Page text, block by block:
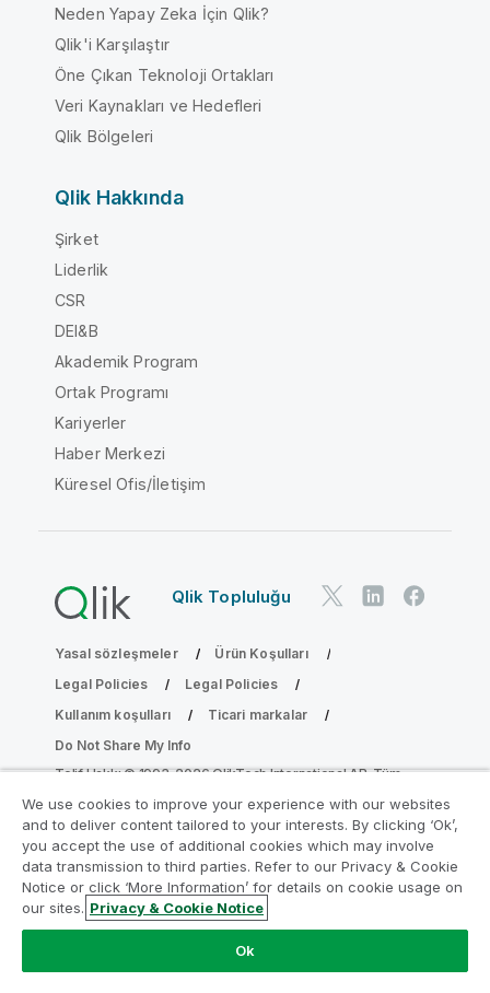
Neden Yapay Zeka İçin Qlik?
Qlik'i Karşılaştır
Öne Çıkan Teknoloji Ortakları
Veri Kaynakları ve Hedefleri
Qlik Bölgeleri
Qlik Hakkında
Şirket
Liderlik
CSR
DEI&B
Akademik Program
Ortak Programı
Kariyerler
Haber Merkezi
Küresel Ofis/İletişim
Qlik Topluluğu
Yasal sözleşmeler
Ürün Koşulları
Legal Policies
Legal Policies
Kullanım koşulları
Ticari markalar
Do Not Share My Info
Telif Hakkı © 1993-2026 QlikTech International AB. Tüm
Analiz Modernleştirme Programına katılın
Analiz Modernleştirme Programı ile değerli QlikView
We use cookies to improve your experience with our websites
and to deliver content tailored to your interests. By clicking ‘Ok’,
you accept the use of additional cookies which may involve
data transmission to third parties. Refer to our Privacy & Cookie
Notice or click ‘More Information’ for details on cookie usage on
our sites. Privacy & Cookie Notice
Ok